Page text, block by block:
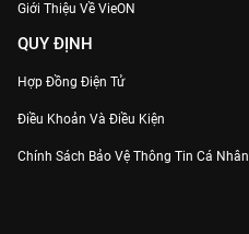
Giới Thiệu Về VieON
QUY ĐỊNH
Hợp Đồng Điện Tử
Điều Khoản Và Điều Kiện
Chính Sách Bảo Vệ Thông Tin Cá Nhân